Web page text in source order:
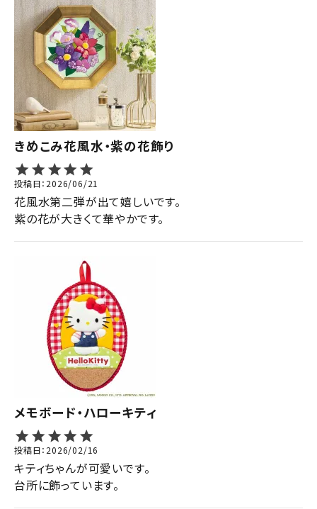
きめこみ花風水・紫の花飾り
投稿日 2026/06/21
花風水第二弾が出て嬉しいです。
紫の花が大きくて華やかです。
メモボード・ハローキティ
投稿日 2026/02/16
キティちゃんが可愛いです。
台所に飾っています。